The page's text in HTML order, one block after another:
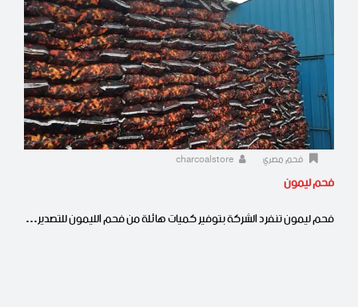
فحم مصري
فحم ليمون
فحم ليمون تنفرد الشركة بتوفير كميات هائلة من فحم الليمون للتصدير…